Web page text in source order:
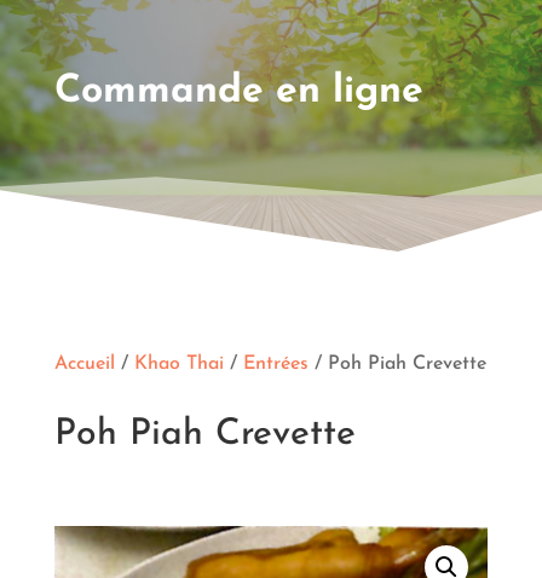
Commande en ligne
Accueil / Khao Thai / Entrées / Poh Piah Crevette
Poh Piah Crevette